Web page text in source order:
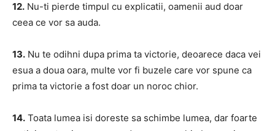
12. Nu-ti pierde timpul cu explicatii, oamenii aud doar
ceea ce vor sa auda.
13. Nu te odihni dupa prima ta victorie, deoarece daca vei
esua a doua oara, multe vor fi buzele care vor spune ca
prima ta victorie a fost doar un noroc chior.
14. Toata lumea isi doreste sa schimbe lumea, dar foarte